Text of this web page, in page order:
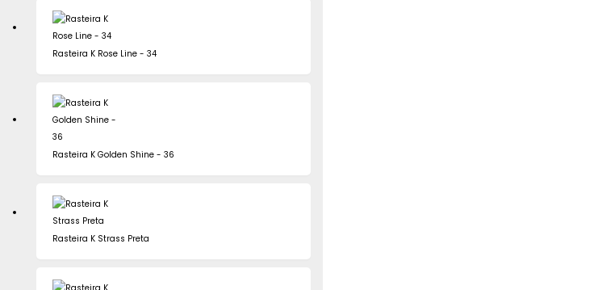
Rasteira K Rose Line - 34
Rasteira K Golden Shine - 36
Rasteira K Strass Preta